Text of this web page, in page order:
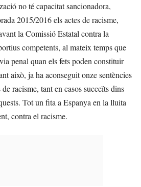
no té capacitat sancionadora,
2015/2016 els actes de racisme,
la Comissió Estatal contra la
competents, al mateix temps que
penal quan els fets poden constituir
això, ja ha aconseguit onze sentències
racisme, tant en casos succeïts dins
Tot un fita a Espanya en la lluita
contra el racisme.